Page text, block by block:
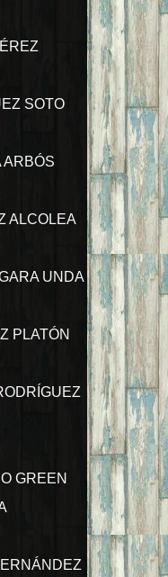
SOTO
ARBÓS
ALCOLEA
UNDA
PLATÓN
GREEN